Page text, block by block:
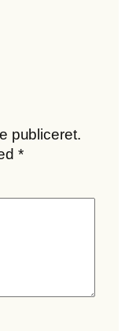
publiceret.
*